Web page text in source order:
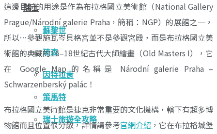
瑞士
蘇黎世
琉森
因特拉肯
策馬特
瑞士旅遊全攻略
這邊目前的用途是作為布拉格國立美術館（National Gallery
Prague/Národní galerie Praha，簡稱：NGP）的展館之一，
所以…參觀施瓦岑貝格宮並不是參觀宮殿，而是布拉格國立美
術館的典藏的16–18世紀古代大師繪畫（Old Masters I），它
在 Google Map 的名稱是 Národní galerie Praha –
Schwarzenberský palác！
布拉格國立美術館是捷克非常重要的文化機構，轄下有超多博
物館而且位置很分散，詳情請參考官網介紹 ，它在布拉格城堡